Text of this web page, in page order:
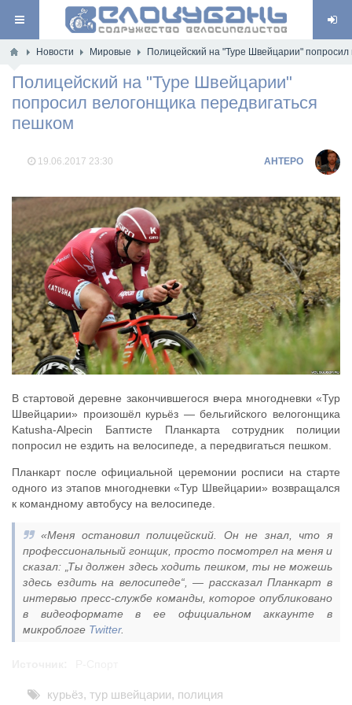
Новости Мировые Полицейский на "Туре Швейцарии"
Полицейский на "Туре Швейцарии"
попросил велогонщика передвигаться
пешком
19.06.2017 23:30 AHTEPO
В стартовой деревне закончившегося вчера многодневки «Тур
Швейцарии» произошёл курьёз — бельгийского велогонщика
Katusha-Alpecin Баптисте Планкарта сотрудник полиции
попросил не ездить на велосипеде, а передвигаться пешком.
Планкарт после официальной церемонии росписи на старте
одного из этапов многодневки «Тур Швейцарии» возвращался
к командному автобусу на велосипеде.
«Меня остановил полицейский. Он не знал, что я
профессиональный гонщик, просто посмотрел на меня и
сказал: „Ты должен здесь ходить пешком, ты не можешь
здесь ездить на велосипеде“, — рассказал Планкарт в
интервью пресс-службе команды, которое опубликовано
в видеоформате в ее официальном аккаунте в
микроблоге Twitter.
курьёз, тур швейцарии, полиция